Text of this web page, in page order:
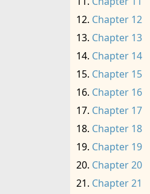
Chapter 12
Chapter 13
Chapter 14
Chapter 15
Chapter 16
Chapter 17
Chapter 18
Chapter 19
Chapter 20
Chapter 21